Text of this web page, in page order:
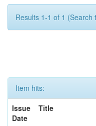
Results 1-1 of 1 (Search
Item hits:
Issue
Date
Title